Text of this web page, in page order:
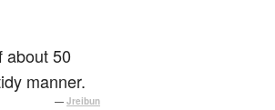
about 50
manner.
— Jreibun